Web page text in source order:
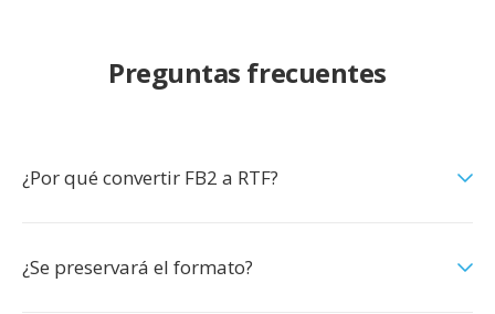
Preguntas frecuentes
¿Por qué convertir FB2 a RTF?
¿Se preservará el formato?